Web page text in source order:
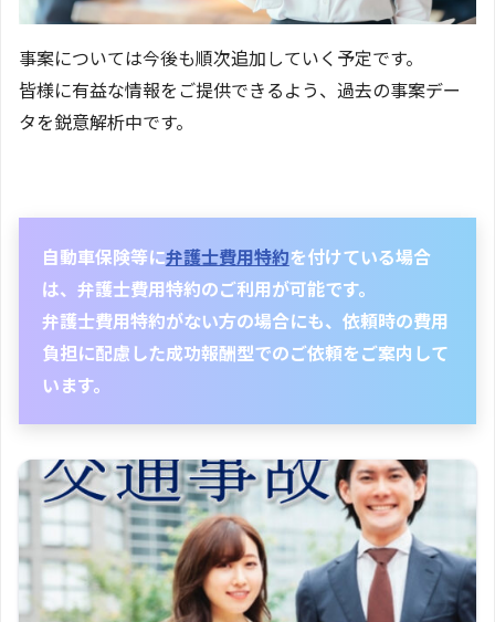
事案については今後も順次追加していく予定です。
皆様に有益な情報をご提供できるよう、過去の事案デー
タを鋭意解析中です。
自動車保険等に弁護士費用特約を付けている場合
は、弁護士費用特約のご利用が可能です。
弁護士費用特約がない方の場合にも、依頼時の費用
負担に配慮した成功報酬型でのご依頼をご案内して
います。